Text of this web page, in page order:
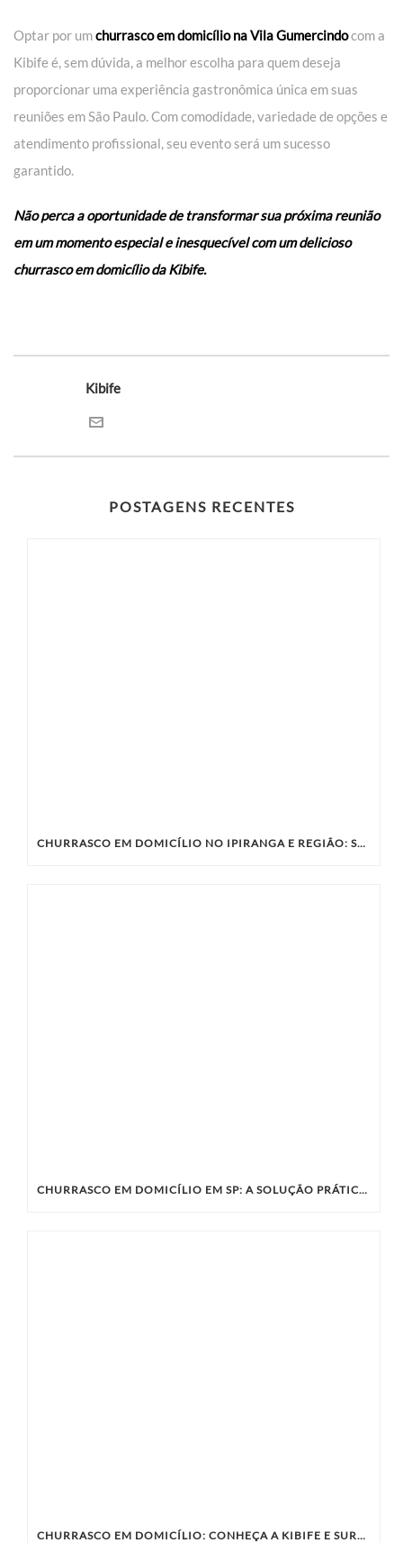
Optar por umchurrasco em domicílio na Vila Gumercindocom a
Kibife é, sem dúvida, a melhor escolha para quem deseja
proporcionar uma experiência gastronômica única em suas
reuniões em São Paulo. Com comodidade, variedade de opções e
atendimento profissional, seu evento será um sucesso
garantido.
Não perca a oportunidade de transformar sua próxima reunião
em um momento especial e inesquecível com um delicioso
churrasco em domicílio da Kibife.
Kibife
POSTAGENS RECENTES
CHURRASCO EM DOMICÍLIO NO IPIRANGA E REGIÃO: SABORES ÚNICOS COM A KIBIFE
CHURRASCO EM DOMICÍLIO EM SP: A SOLUÇÃO PRÁTICA E SABOROSA PARA SEU EVENTO
CHURRASCO EM DOMICÍLIO: CONHEÇA A KIBIFE E SURPREENDA SEUS CONVIDADOS